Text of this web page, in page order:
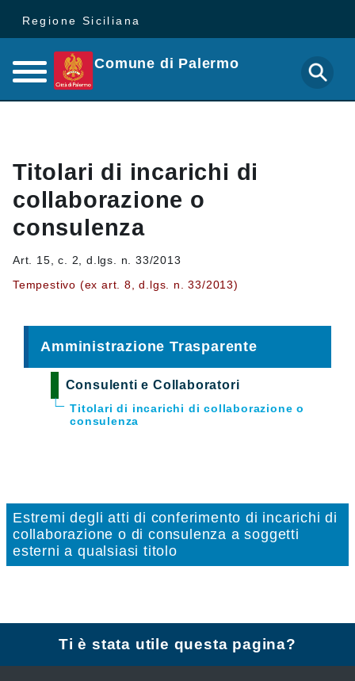
Regione Siciliana
Comune di Palermo
Titolari di incarichi di
collaborazione o
consulenza
Art. 15, c. 2, d.lgs. n. 33/2013
Tempestivo (ex art. 8, d.lgs. n. 33/2013)
Amministrazione Trasparente
Consulenti e Collaboratori
Titolari di incarichi di collaborazione o
consulenza
Estremi degli atti di conferimento di incarichi di
collaborazione o di consulenza a soggetti
esterni a qualsiasi titolo
Ti è stata utile questa pagina?